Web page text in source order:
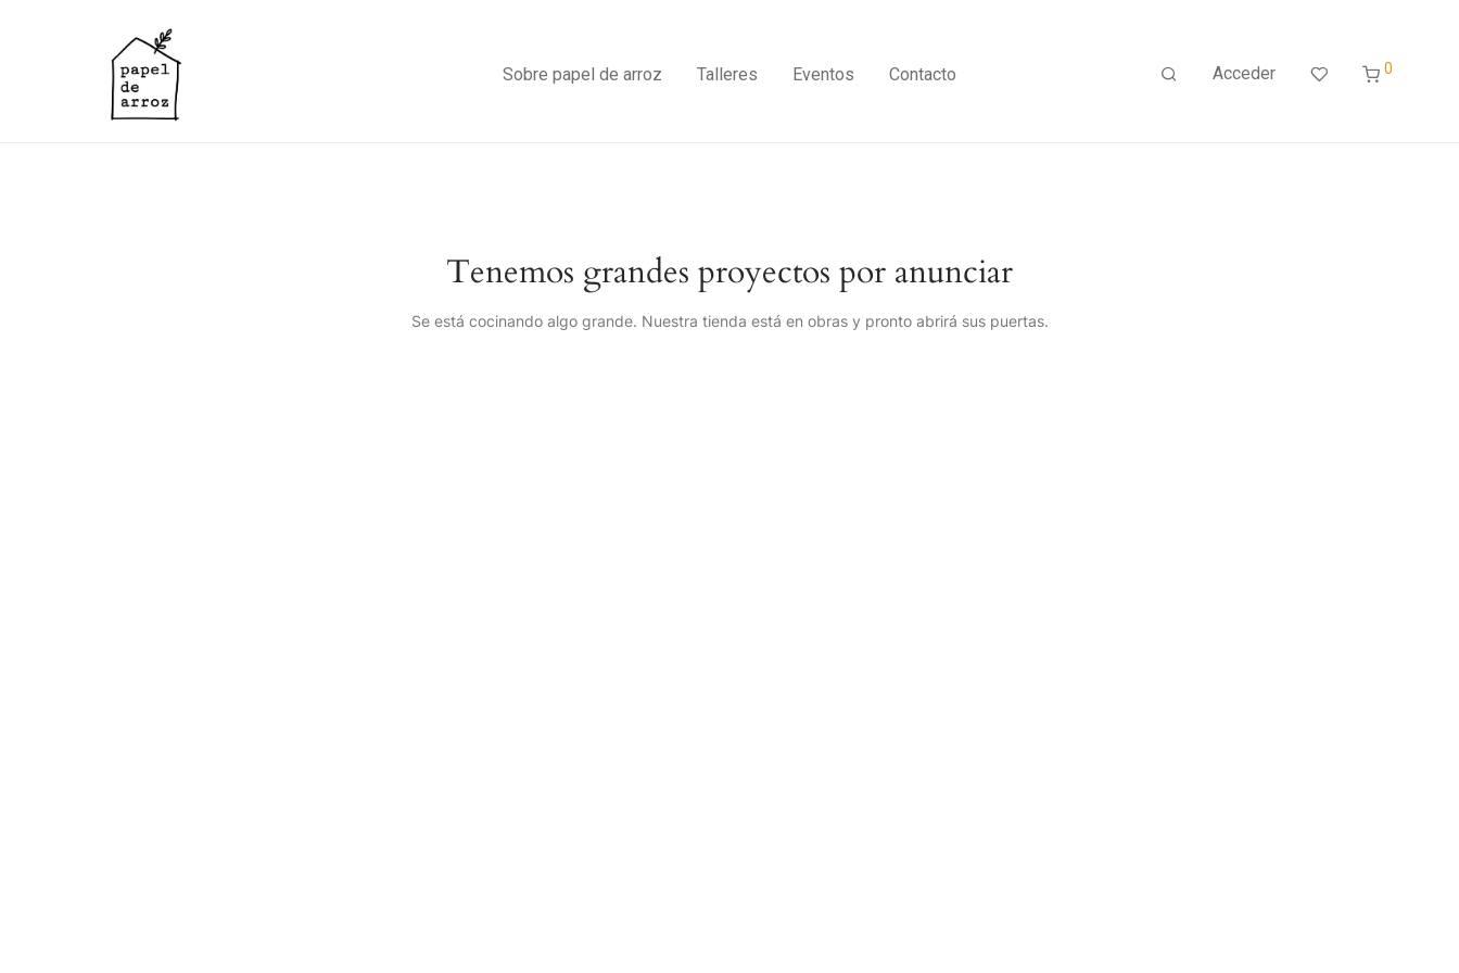
Sobre papel de arroz Talleres Eventos Contacto Acceder 0
Tenemos grandes proyectos por anunciar
Se está cocinando algo grande. Nuestra tienda está en obras y pronto abrirá sus puertas.